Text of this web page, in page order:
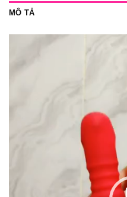
MÔ TẢ